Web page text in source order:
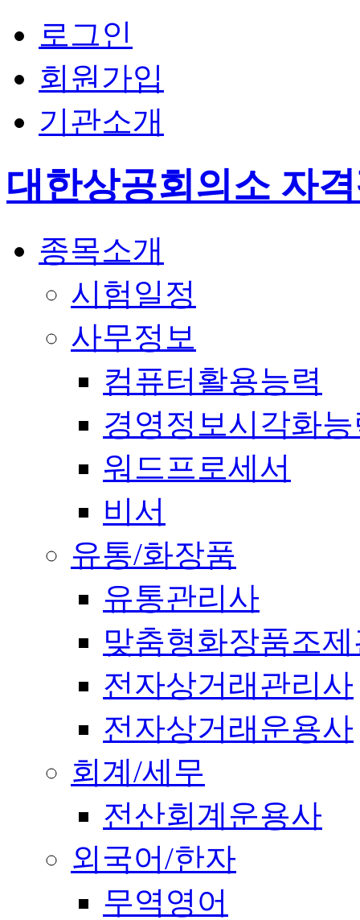
로그인
회원가입
기관소개
대한상공회의소 자
종목소개
시험일정
사무정보
컴퓨터활용능력
경영정보시각화
워드프로세서
비서
유통/화장품
유통관리사
맞춤형화장품조
전자상거래관리사
전자상거래운용사
회계/세무
전산회계운용사
외국어/한자
무역영어